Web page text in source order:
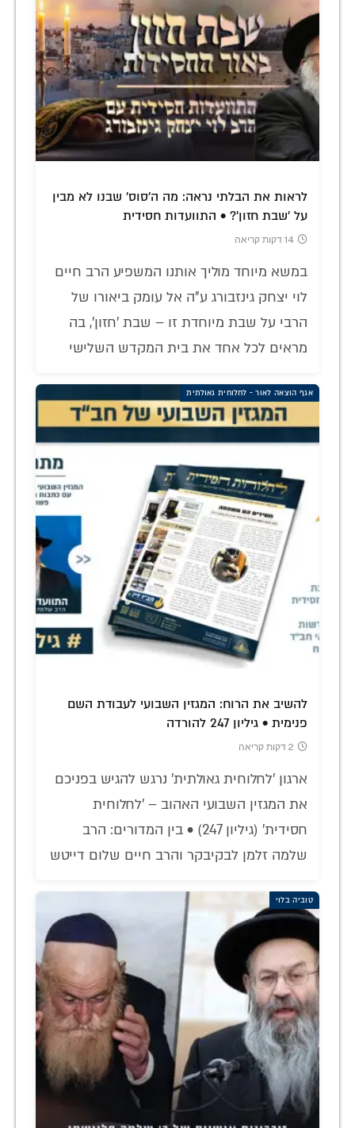
לראות את הבלתי נראה: מה ה'סוס' שבנו לא מבין
על 'שבת חזון'? • התוועדות חסידית
14 דקות קריאה
במשא מיוחד מוליך אותנו המשפיע הרב חיים
לוי יצחק גינזבורג ע"ה אל עומק ביאורו של
הרבי על שבת מיוחדת זו – שבת 'חזון', בה
מראים לכל אחד את בית המקדש השלישי
אגף הוצאה לאור - לחלוחית גאולתית
להשיב את הרוח: המגזין השבועי לעבודת השם
פנימית • גיליון 247 להורדה
2 דקות קריאה
ארגון 'לחלוחית גאולתית' נרגש להגיש בפניכם
את המגזין השבועי האהוב – 'לחלוחית
חסידית' (גיליון 247) • בין המדורים: הרב
שלמה זלמן לבקיבקר והרב חיים שלום דייטש
טוביה בלוי